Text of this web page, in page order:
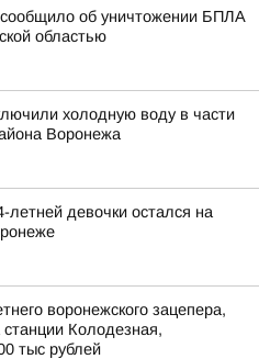
об уничтожении БПЛА
областью
холодную воду в части
Воронежа
летней девочки остался на
воронежского зацепера,
станции Колодезная,
тыс рублей